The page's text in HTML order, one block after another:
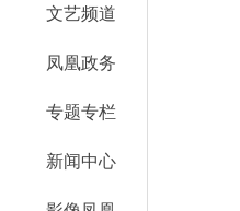
文艺频道
凤凰政务
专题专栏
新闻中心